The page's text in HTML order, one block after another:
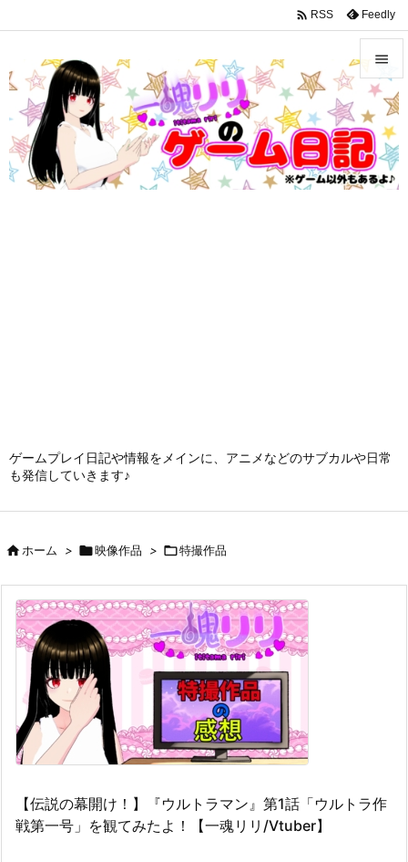
google-site-verification: googleffbc969efee6c755.html
ゲームプレイ日記や情報をメインに、アニメなどのサブカルや日常
も発信していきます♪


メニュ

サイド

 RSS Feedly
ホーム > 映像作品 > 特撮作品
【伝説の幕開け！】『ウルトラマン』第1話「ウルトラ作
戦第一号」を観てみたよ！【一魂リリ/Vtuber】